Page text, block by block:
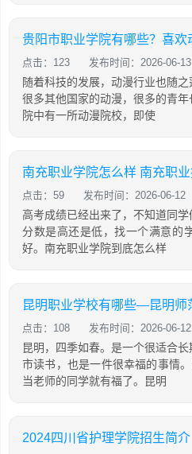
贵阳市职业学院有哪些？喜欢
点击：123 发布时间：2026-06-13
随着科技的发展，动漫行业也随
很多其他国家的动漫，很多的青
院中有一所动漫院校，即使
南充职业学院怎么样 南充职
点击：59 发布时间：2026-06-12
高考成绩已经出来了，不知道同
分数是高还是低，找一个满意的
好。南充职业学院到底怎么样
昆明职业学校有哪些—昆明师
点击：108 发布时间：2026-06-12
昆明，四季如春。是一个很适合
市读书，也是一件很幸福的事情
当老师的同学就有福了。昆明
2024四川省护理学院招生简介